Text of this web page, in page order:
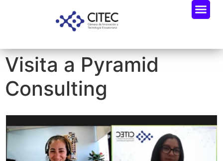
Visita a Pyramid
Consulting